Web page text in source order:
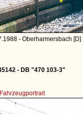
- Oberharmersbach [D]
- DB "470 103-3"